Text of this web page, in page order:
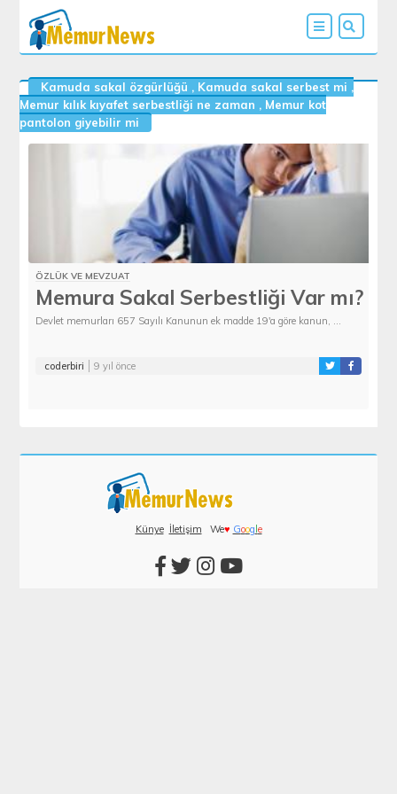
Kamuda sakal özgürlüğü , Kamuda sakal serbest mi ,
Memur kılık kıyafet serbestliği ne zaman , Memur kot
pantolon giyebilir mi
ÖZLÜK VE MEVZUAT
Memura Sakal Serbestliği Var mı?
Devlet memurları 657 Sayılı Kanunun ek madde 19'a göre kanun, ...
coderbiri 9 yıl önce
Künye İletişim We♥ Goog e